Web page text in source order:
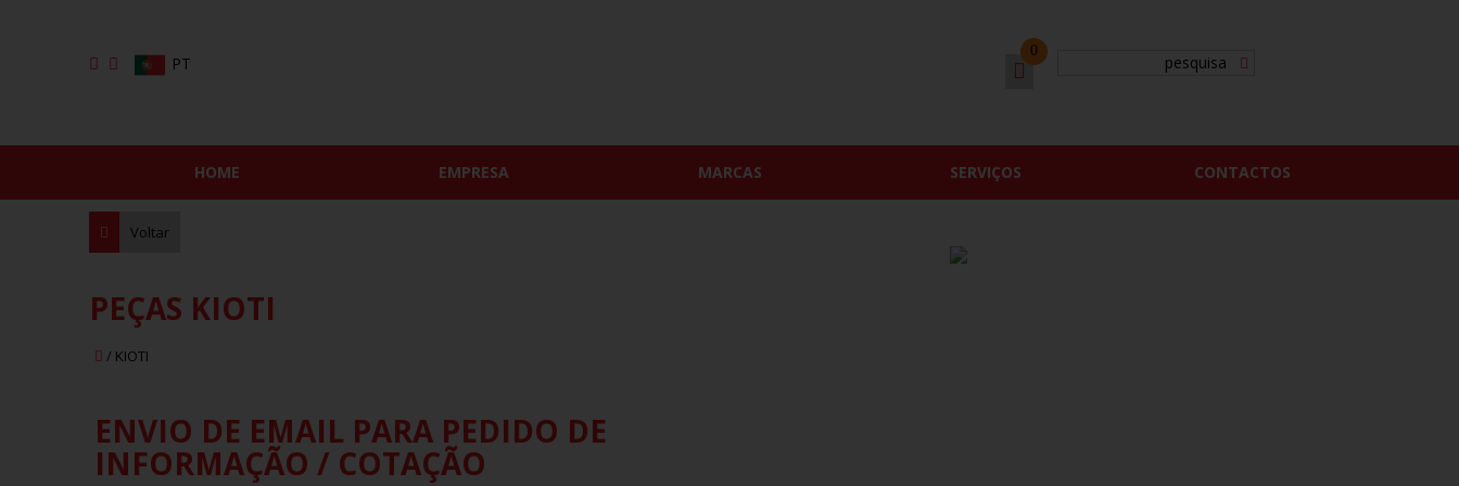
PT
0
HOME EMPRESA MARCAS SERVIÇOS CONTACTOS
Voltar
PEÇAS KIOTI
/ KIOTI
ENVIO DE EMAIL PARA PEDIDO DE
INFORMAÇÃO / COTAÇÃO